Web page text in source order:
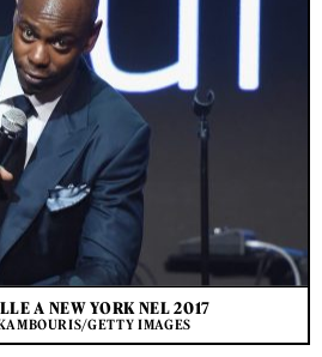
A NEW YORK NEL 2017
GETTY IMAGES